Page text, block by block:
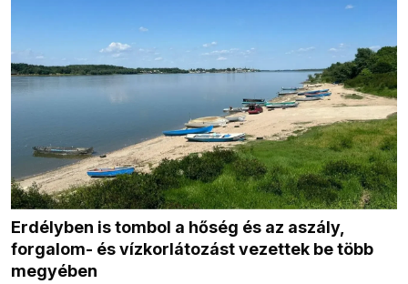
Erdélyben is tombol a hőség és az aszály,
forgalom- és vízkorlátozást vezettek be több
megyében